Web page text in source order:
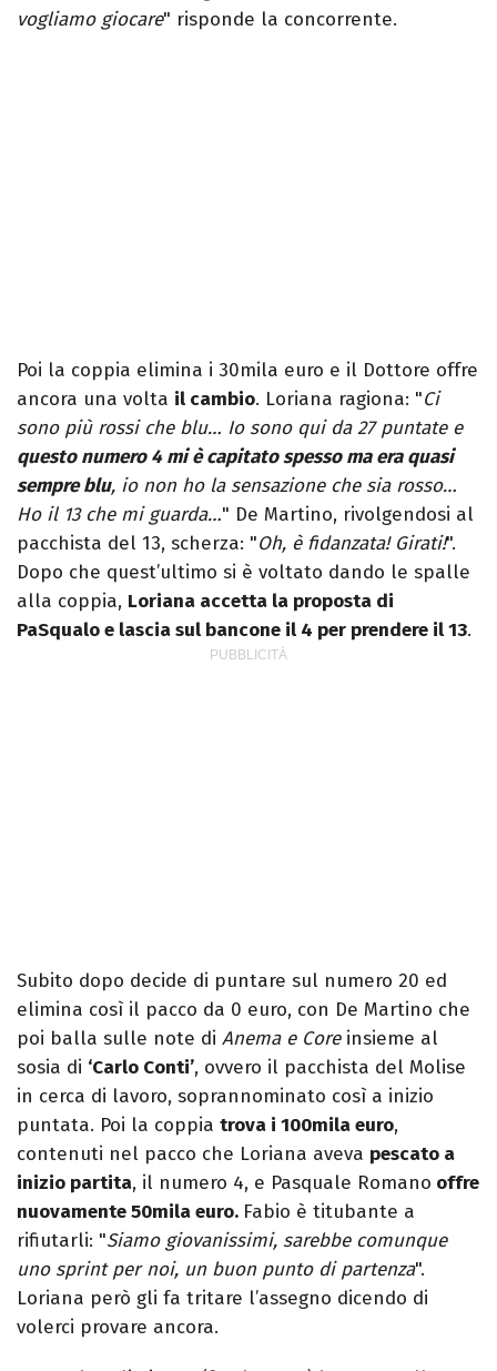
vogliamo giocare" risponde la concorrente.
Poi la coppia elimina i 30mila euro e il Dottore offre
ancora una volta il cambio. Loriana ragiona: "Ci
sono più rossi che blu… Io sono qui da 27 puntate e
questo numero 4 mi è capitato spesso ma era quasi
sempre blu, io non ho la sensazione che sia rosso…
Ho il 13 che mi guarda…" De Martino, rivolgendosi al
pacchista del 13, scherza: "Oh, è fidanzata! Girati!".
Dopo che quest’ultimo si è voltato dando le spalle
alla coppia, Loriana accetta la proposta di
PaSqualo e lascia sul bancone il 4 per prendere il 13.
Subito dopo decide di puntare sul numero 20 ed
elimina così il pacco da 0 euro, con De Martino che
poi balla sulle note di Anema e Coreinsieme al
sosia di ‘Carlo Conti’, ovvero il pacchista del Molise
in cerca di lavoro, soprannominato così a inizio
puntata. Poi la coppia trova i 100mila euro,
contenuti nel pacco che Loriana aveva pescato a
inizio partita, il numero 4, e Pasquale Romano offre
nuovamente 50mila euro. Fabio è titubante a
rifiutarli: "Siamo giovanissimi, sarebbe comunque
uno sprint per noi, un buon punto di partenza".
Loriana però gli fa tritare l’assegno dicendo di
volerci provare ancora.